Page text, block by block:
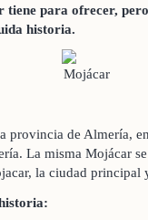
tiene para ofrecer,
historia.
provincia de Almería,
La misma Mojácar
la ciudad principal